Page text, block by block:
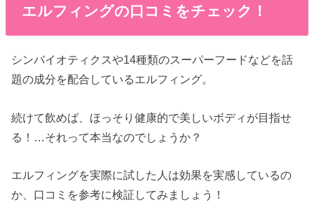
・クコ末
・ビフィズス菌乾燥末
・セレン含有酵母
・ブルーベリー果汁
・ブラックカーラント果汁
・アサイーエキス
・ビタミンB1
エルフィングの口コミをチェック！
シンバイオティクスや14種類のスーパーフードなどを話
題の成分を配合しているエルフィング。
続けて飲めば、ほっそり健康的で美しいボディが目指せ
る！…それって本当なのでしょうか？
エルフィングを実際に試した人は効果を実感しているの
か、口コミを参考に検証してみましょう！